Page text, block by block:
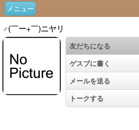
メニュー
♂(￣ー+￣)ニヤリ
友だちになる
ゲスブに書く
メールを送る
トークする